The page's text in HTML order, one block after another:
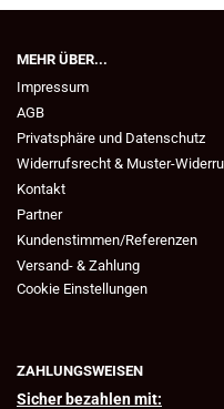
MEHR ÜBER...
Impressum
AGB
Privatsphäre und Datenschutz
Widerrufsrecht & Muster-
Kontakt
Partner
Kundenstimmen/Referenzen
Versand- & Zahlung
Cookie Einstellungen
ZAHLUNGSWEISEN
Sicher bezahlen mit: